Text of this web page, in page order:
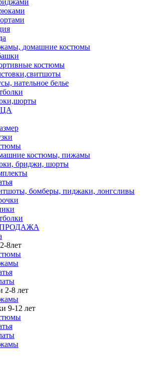
домашние костюмы
костюмы
нательное белье
костюмы, пижамы
бриджи, шорты
бомберы, пиджаки, лонгсливы
8лет
2-8 лет
9-12 лет